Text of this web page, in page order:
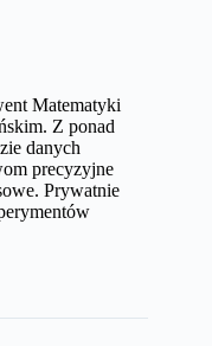
Matematyki
Z ponad
danych
precyzyjne
Prywatnie